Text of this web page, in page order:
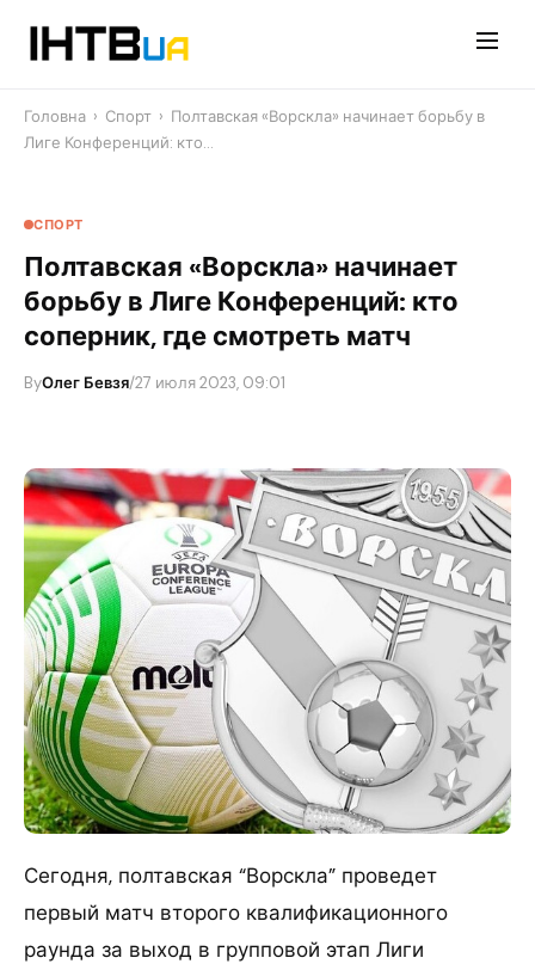
Головна › Спорт › Полтавская «Ворскла» начинает борьбу в
Лиге Конференций: кто…
СПОРТ
Полтавская «Ворскла» начинает
борьбу в Лиге Конференций: кто
соперник, где смотреть матч
ByОлег Бевзя/27 июля 2023, 09:01
Сегодня, полтавская “Ворскла” проведет
первый матч второго квалификационного
раунда за выход в групповой этап Лиги